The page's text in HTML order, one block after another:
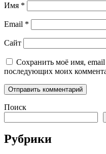
Имя *
Email *
Сайт
Сохранить моё имя, email
последующих моих
Поиск
Рубрики